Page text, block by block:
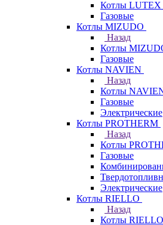
Котлы LUTEX
Газовые
Котлы MIZUDO
Назад
Котлы
Газовые
Котлы NAVIEN
Назад
Котлы
Газовые
Электрические
Котлы PROTHERM
Назад
Котлы
Газовые
Электрические
Котлы RIELLO
Назад
Котлы RIELLO